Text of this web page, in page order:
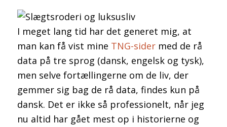
I meget lang tid har det generet mig, at
man kan få vist mine TNG-sidermed de rå
data på tre sprog (dansk, engelsk og tysk),
men selve fortællingerne om de liv, der
gemmer sig bag de rå data, findes kun på
dansk. Det er ikke så professionelt, når jeg
nu altid har gået mest op i historierne og